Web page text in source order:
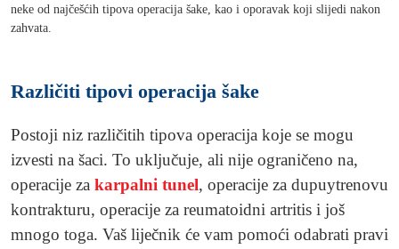
neke od najčešćih tipova operacija šake, kao i oporavak koji slijedi nakon
zahvata.
Različiti tipovi operacija šake
Postoji niz različitih tipova operacija koje se mogu
izvesti na šaci. To uključuje, ali nije ograničeno na,
operacije za karpalni tunel, operacije za dupuytrenovu
kontrakturu, operacije za reumatoidni artritis i još
mnogo toga. Vaš liječnik će vam pomoći odabrati pravi